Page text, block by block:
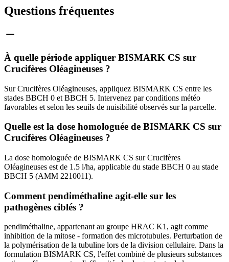
Questions fréquentes
À quelle période appliquer BISMARK CS sur
Crucifères Oléagineuses ?
Sur Crucifères Oléagineuses, appliquez BISMARK CS entre les
stades BBCH 0 et BBCH 5. Intervenez par conditions météo
favorables et selon les seuils de nuisibilité observés sur la parcelle.
Quelle est la dose homologuée de BISMARK CS sur
Crucifères Oléagineuses ?
La dose homologuée de BISMARK CS sur Crucifères
Oléagineuses est de 1.5 l/ha, applicable du stade BBCH 0 au stade
BBCH 5 (AMM 2210011).
Comment pendiméthaline agit-elle sur les
pathogènes ciblés ?
pendiméthaline, appartenant au groupe HRAC K1, agit comme
inhibition de la mitose - formation des microtubules. Perturbation de
la polymérisation de la tubuline lors de la division cellulaire. Dans la
formulation BISMARK CS, l'effet combiné de plusieurs substances